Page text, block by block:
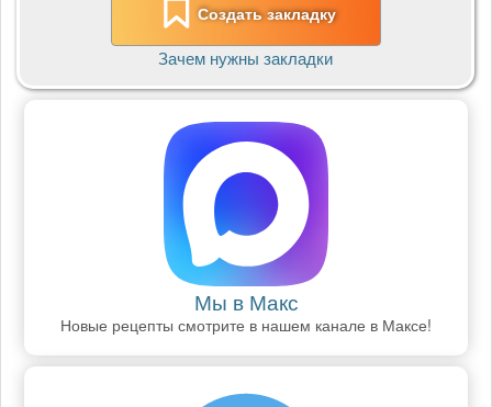
Создать закладку
Зачем нужны закладки
Мы в Макс
Новые рецепты смотрите в нашем канале в Максе!